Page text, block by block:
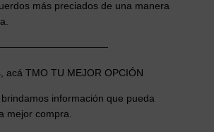
más preciados de una manera
acá TMO TU MEJOR OPCIÓN
información que pueda
mejor compra.